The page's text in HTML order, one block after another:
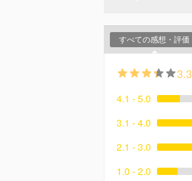
すべての感想・評価
3.3
4.1 - 5.0
3.1 - 4.0
2.1 - 3.0
1.0 - 2.0